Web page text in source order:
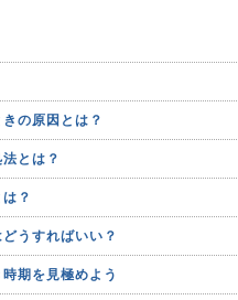
の原因とは？
とは？
？
うすればいい？
期を見極めよう